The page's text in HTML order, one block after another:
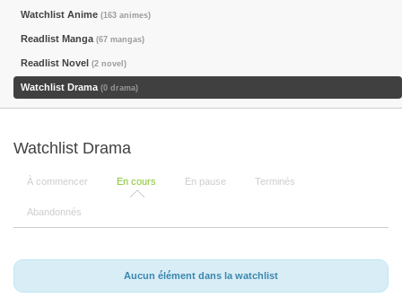
Watchlist Anime (163 animes)
Readlist Manga (67 mangas)
Readlist Novel (2 novel)
Watchlist Drama (0 drama)
Watchlist Drama
À commencer En cours En pause Terminés
Abandonnés
Aucun élément dans la watchlist